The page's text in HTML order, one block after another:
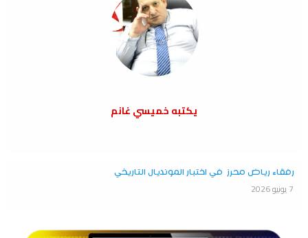
يكتبه خميسي غانم
رفقاء رياض محرز في اختبار المونديال التاريخي
7 يونيو 2026